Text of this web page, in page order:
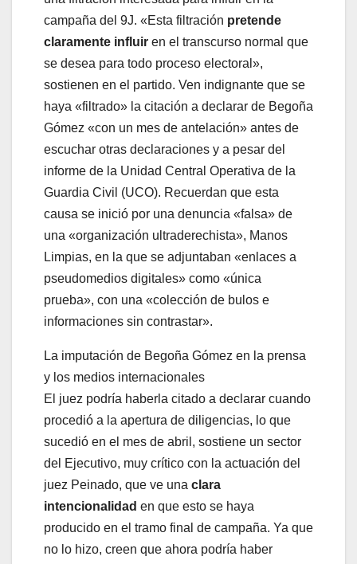
campaña del 9J. «Esta filtración pretende
claramente influir en el transcurso normal que
se desea para todo proceso electoral»,
sostienen en el partido. Ven indignante que se
haya «filtrado» la citación a declarar de Begoña
Gómez «con un mes de antelación» antes de
escuchar otras declaraciones y a pesar del
informe de la Unidad Central Operativa de la
Guardia Civil (UCO). Recuerdan que esta
causa se inició por una denuncia «falsa» de
una «organización ultraderechista», Manos
Limpias, en la que se adjuntaban «enlaces a
pseudomedios digitales» como «única
prueba», con una «colección de bulos e
informaciones sin contrastar».
La imputación de Begoña Gómez en la prensa
y los medios internacionales
El juez podría haberla citado a declarar cuando
procedió a la apertura de diligencias, lo que
sucedió en el mes de abril, sostiene un sector
del Ejecutivo, muy crítico con la actuación del
juez Peinado, que ve una clara
intencionalidad en que esto se haya
producido en el tramo final de campaña. Ya que
no lo hizo, creen que ahora podría haber